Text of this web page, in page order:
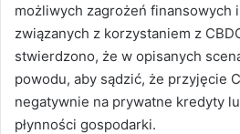
możliwych zagrożeń finansowych
związanych z korzystaniem z
stwierdzono, że w opisanych
powodu, aby sądzić, że przyjęcie
negatywnie na prywatne kredyty
płynności gospodarki.